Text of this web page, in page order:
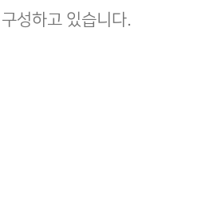
성하고 있습니다.